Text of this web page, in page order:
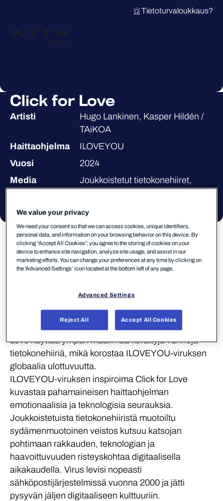
Tietoturvaloukkaus?
Click for Love
Artisti
Hugo Lankinen, Kasper Hildén /
TAiKOA
Haittaohjelma
ILOVEYOU
Vuosi
2024
Media
Joukkoistetut tietokonehiiret,
Tietoataiteilijasta
Hugo Lankinen, Kasper Hildén / TAiKOA
Taiteilijat / luova studio
veistosteoksia kierrätetystä teknologiasta. Click for
Love käyttää ympäri maailmaa kerättyjä vanhoja
tietokonehiiriä, mikä korostaa ILOVEYOU-viruksen
globaalia ulottuvuutta.
ILOVEYOU-viruksen inspiroima Click for Love
kuvastaa pahamaineisen haittaohjelman
emotionaalisia ja teknologisia seurauksia.
Joukkoistetuista tietokonehiiristä muotoiltu
sydämenmuotoinen veistos kutsuu katsojan
pohtimaan rakkauden, teknologian ja
haavoittuvuuden risteyskohtaa digitaalisella
aikakaudella. Virus levisi nopeasti
sähköpostijärjestelmissä vuonna 2000 ja jätti
pysyvän jäljen digitaaliseen kulttuuriin.
We value your privacy
We need your consent so that we can access cookies, unique identifiers,
personal data, and information on your browsing behavior on this device. By
clicking “Accept All Cookies”, you agree to the storing of cookies on your
device to enhance site navigation, analyze site usage, and assist in our
marketing efforts. You can change your preferences at any time by clicking on
the 'Advanced Settings’ icon located at the bottom left of any page.
Advanced Settings
Reject All Accept All Cookies